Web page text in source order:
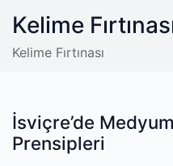
content
Kelime
Kelime Fırtınası
İsviçre’de
Prensipleri